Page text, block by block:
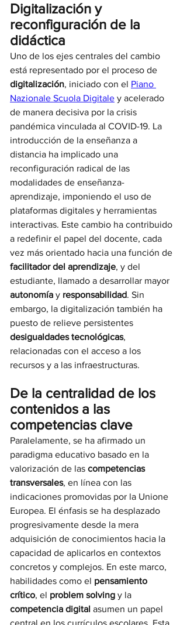
Digitalización y
reconfiguración de la
didáctica
Uno de los ejes centrales del cambio
está representado por el proceso de
digitalización, iniciado con el Piano
Nazionale Scuola Digitale y acelerado
de manera decisiva por la crisis
pandémica vinculada al COVID-19. La
introducción de la enseñanza a
distancia ha implicado una
reconfiguración radical de las
modalidades de enseñanza-
aprendizaje, imponiendo el uso de
plataformas digitales y herramientas
interactivas. Este cambio ha contribuido
a redefinir el papel del docente, cada
vez más orientado hacia una función de
facilitador del aprendizaje, y del
estudiante, llamado a desarrollar mayor
autonomía y responsabilidad. Sin
embargo, la digitalización también ha
puesto de relieve persistentes
desigualdades tecnológicas,
relacionadas con el acceso a los
recursos y a las infraestructuras.
De la centralidad de los
contenidos a las
competencias clave
Paralelamente, se ha afirmado un
paradigma educativo basado en la
valorización de las competencias
transversales, en línea con las
indicaciones promovidas por la Unione
Europea. El énfasis se ha desplazado
progresivamente desde la mera
adquisición de conocimientos hacia la
capacidad de aplicarlos en contextos
concretos y complejos. En este marco,
habilidades como el pensamiento
crítico, el problem solving y la
competencia digital asumen un papel
central en los currículos escolares. Esta